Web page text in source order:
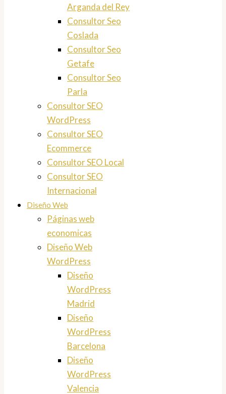
Arganda del Rey
Consultor Seo
Coslada
Consultor Seo
Getafe
Consultor Seo
Parla
Consultor SEO
WordPress
Consultor SEO
Ecommerce
Consultor SEO Local
Consultor SEO
Internacional
Diseño Web
Páginas web
economicas
Diseño Web
WordPress
Diseño
WordPress
Madrid
Diseño
WordPress
Barcelona
Diseño
WordPress
Valencia